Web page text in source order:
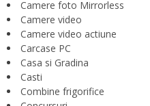
Camere foto Mirrorless
Camere video
Camere video actiune
Carcase PC
Casa si Gradina
Casti
Combine frigorifice